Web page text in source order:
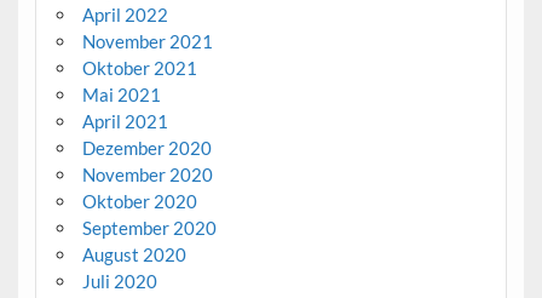
April 2022
November 2021
Oktober 2021
Mai 2021
April 2021
Dezember 2020
November 2020
Oktober 2020
September 2020
August 2020
Juli 2020